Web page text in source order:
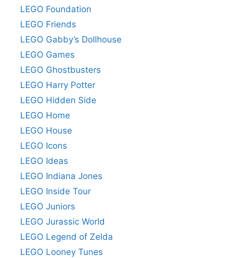
LEGO Foundation
LEGO Friends
LEGO Gabby’s Dollhouse
LEGO Games
LEGO Ghostbusters
LEGO Harry Potter
LEGO Hidden Side
LEGO Home
LEGO House
LEGO Icons
LEGO Ideas
LEGO Indiana Jones
LEGO Inside Tour
LEGO Juniors
LEGO Jurassic World
LEGO Legend of Zelda
LEGO Looney Tunes